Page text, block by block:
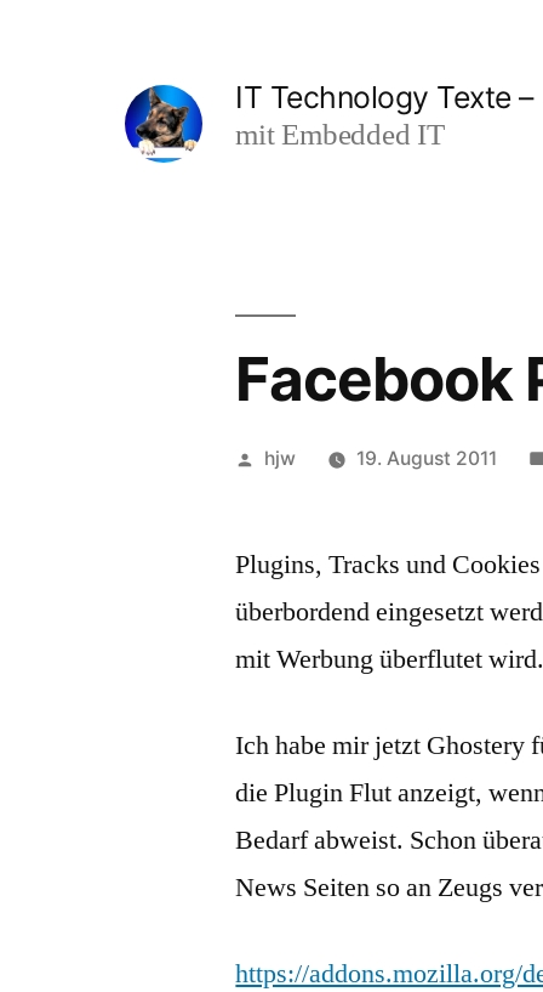
IT Technology Texte
mit Embedded IT
Facebook
Veröffentlicht
hjw 19. August 2011
Plugins, Tracks und
überbordend eingesetzt
mit Werbung überflutet wird.
Ich habe mir jetzt Ghostery
die Plugin Flut anzeigt,
Bedarf abweist. Schon
News Seiten so an Zeugs
https://addons.mozilla.org/